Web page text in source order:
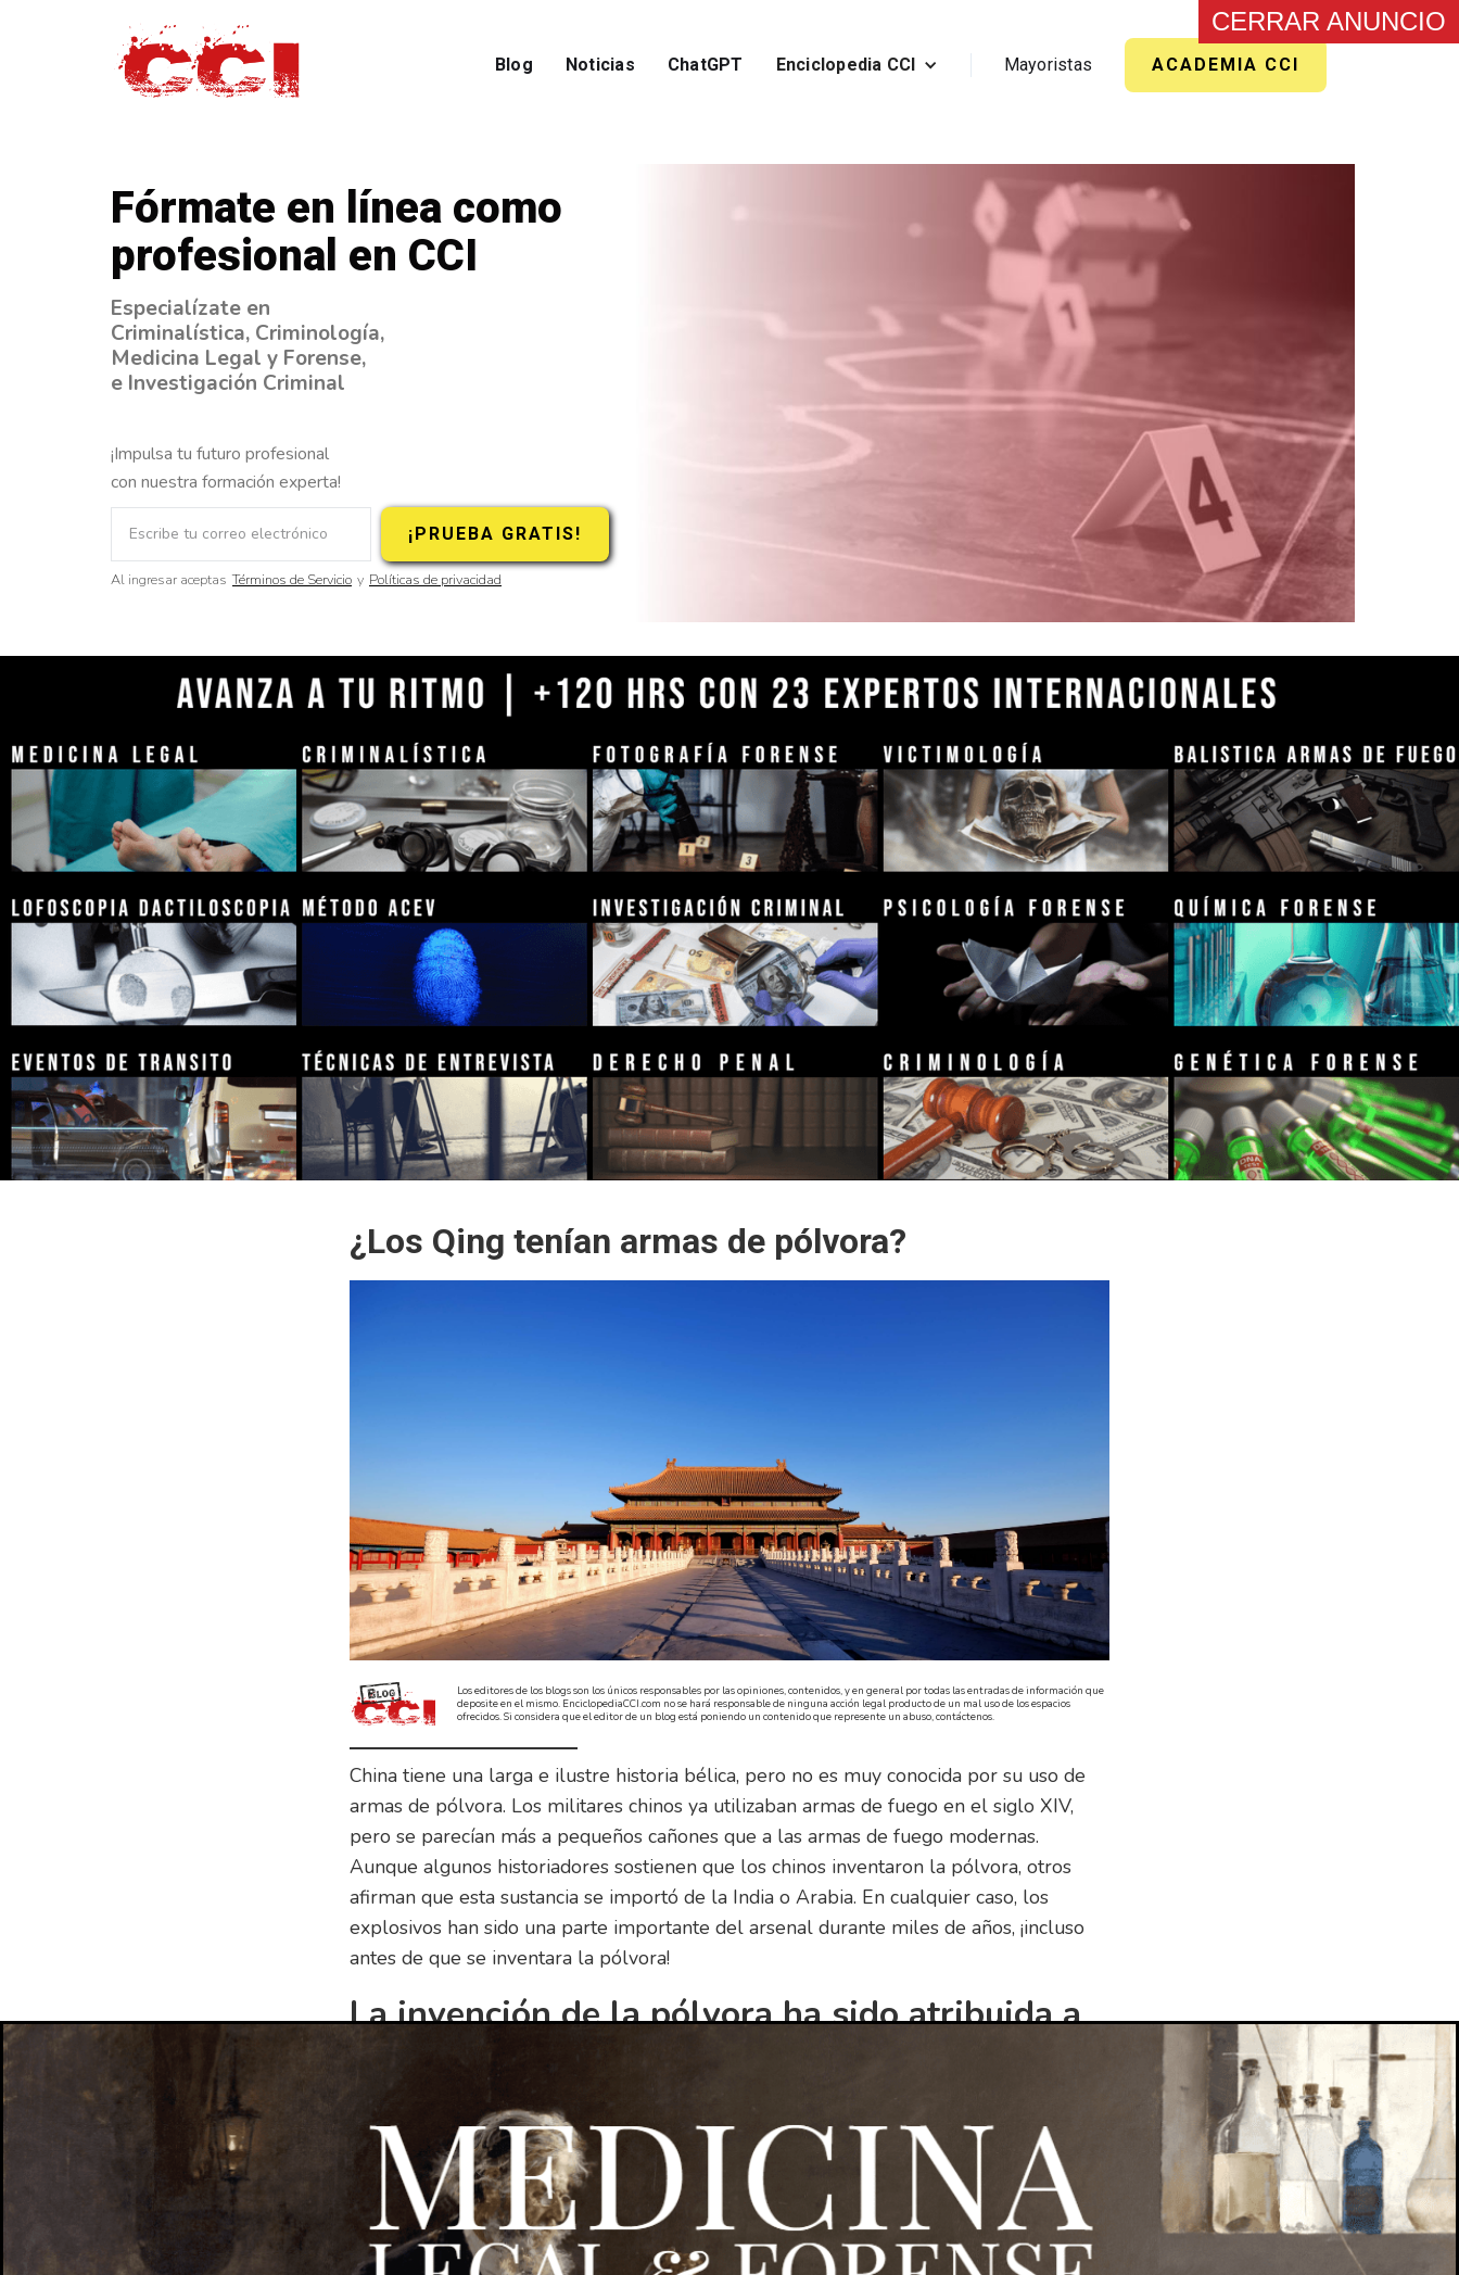
Blog Noticias ChatGPT Enciclopedia CCI Mayoristas ACADEMIA CCI
Fórmate en línea como
profesional en CCI
Especialízate en
Criminalística, Criminología,
Medicina Legal y Forense,
e Investigación Criminal
¡Impulsa tu futuro profesional
con nuestra formación experta!
Al ingresar aceptas Términos de Servicio y Políticas de privacidad
¿Los Qing tenían armas de pólvora?
Los editores de los blogs son los únicos responsables por las opiniones, contenidos, y en general por todas las entradas de información que
deposite en el mismo. EnciclopediaCCI.com no se hará responsable de ninguna acción legal producto de un mal uso de los espacios
ofrecidos. Si considera que el editor de un blog está poniendo un contenido que represente un abuso, contáctenos.
China tiene una larga e ilustre historia bélica, pero no es muy conocida por su uso de
armas de pólvora. Los militares chinos ya utilizaban armas de fuego en el siglo XIV,
pero se parecían más a pequeños cañones que a las armas de fuego modernas.
Aunque algunos historiadores sostienen que los chinos inventaron la pólvora, otros
afirman que esta sustancia se importó de la India o Arabia. En cualquier caso, los
explosivos han sido una parte importante del arsenal durante miles de años, ¡incluso
antes de que se inventara la pólvora!
La invención de la pólvora ha sido atribuida a
los chinos por muchos historiadores.
Quizá le sorprenda saber que muchos historiadores atribuyen la invención de la
pólvora a los chinos. Según estos historiadores, la pólvora fue inventada en China
durante el siglo IX por un alquimista llamado Ge Hong. La creó como experimento,
pero luego descubrió que podía utilizarse como arma. La pólvora se ha utilizado a lo
largo de la historia para diversos fines, como fuegos artificiales y armas.
CERRAR ANUNCIO